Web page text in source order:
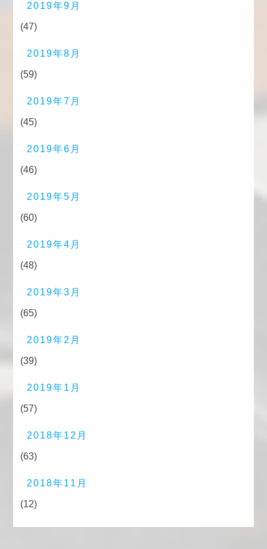
2019年9月
(47)
2019年8月
(59)
2019年7月
(45)
2019年6月
(46)
2019年5月
(60)
2019年4月
(48)
2019年3月
(65)
2019年2月
(39)
2019年1月
(57)
2018年12月
(63)
2018年11月
(12)